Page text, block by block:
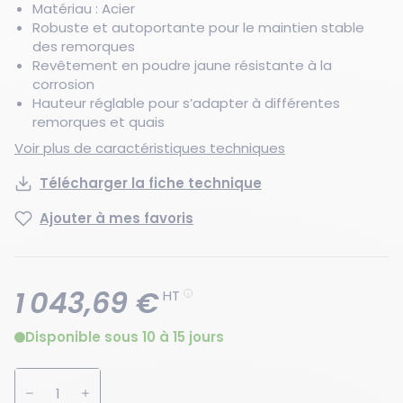
Matériau : Acier
Robuste et autoportante pour le maintien stable
des remorques
Revêtement en poudre jaune résistante à la
corrosion
Hauteur réglable pour s’adapter à différentes
remorques et quais
Voir plus de caractéristiques techniques
Télécharger la fiche technique
Ajouter à mes favoris
1 043,69 €HT
Disponible sous 10 à 15 jours